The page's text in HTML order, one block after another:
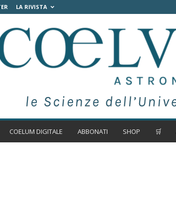
LA RIVISTA
COELUM DIGITALE ABBONATI SHOP 🛒